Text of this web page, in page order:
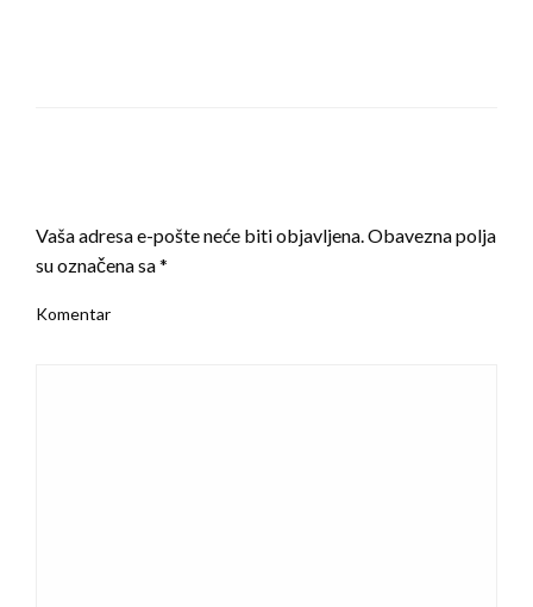
Vaša adresa e-pošte neće biti objavljena.Obavezna polja
su označena sa*
Komentar